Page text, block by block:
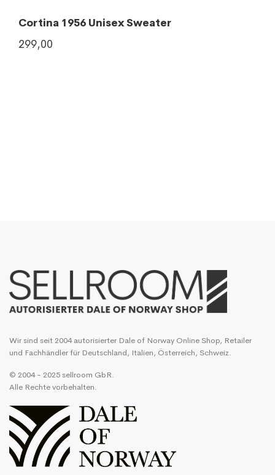
Cortina 1956 Unisex Sweater
299,00
Wir sind seit 2004 autorisierter Dale of Norway Online Shop, Retailer
und Fachhändler für Deutschland, Italien, Österreich, Schweiz.
© 2004 - 2025 sellroom GbR.
Alle Rechte vorbehalten.